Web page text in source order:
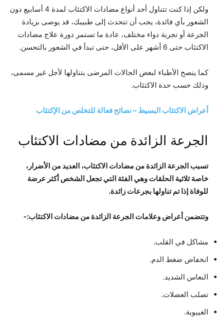
ولكن إذا كنت تتناول أحد أنواع مضادات الاكتئاب لمدة 4 أسابيع دون
الشعور بأي فائدة، يجب أن تتحدث إلى طبيبك، قد يوصى بزيادة
الجرعة أو تجربة دواء مختلف، عادة ما تستمر دورة علاج مضادات
الاكتئاب حتى 6 أشهر على الأقل، حتى تبدأ في الشعور بالتحسن.
كما ينصح الأطباء لبعض الحالات المرضى بتناولها لأجل غير مسمى،
وذلك حسب حدة الاكتئاب.
أعراض الاكتئاب البسيط – نصائح فعالة للتخلص من الإكتئاب
الجرعة الزائدة من مضادات الاكتئاب
تسبب الجرعة الزائدة من مضادات الاكتئاب، العديد من الأضرار،
خاصة ثلاثية الحلقات وهي الفئة التي تجعل الشخص أكثر عرضة
للوفاة إذا تم تناولها بجرعات زائدة.
وتتضمن أعراض وعلامات الجرعة الزائدة من مضادات الاكتئاب:-
مشاكل في القلب.
انخفاض ضغط الدم.
النعاس الشديد.
تصلب العضلات.
الغيبوبة.